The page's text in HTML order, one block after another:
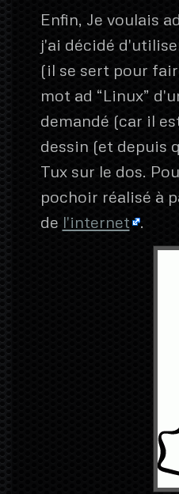
Enfin, Je voulais
j'ai décidé
(il se sert pour
mot ad “Linux”
demandé (car il
dessin (et depuis
Tux sur le dos.
pochoir réalisé à
de l'internet .